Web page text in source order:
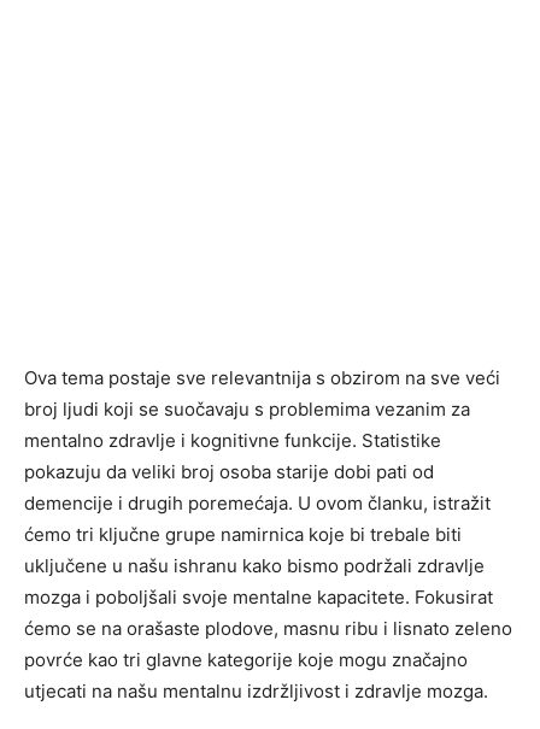
Ova tema postaje sve relevantnija s obzirom na sve veći
broj ljudi koji se suočavaju s problemima vezanim za
mentalno zdravlje i kognitivne funkcije. Statistike
pokazuju da veliki broj osoba starije dobi pati od
demencije i drugih poremećaja. U ovom članku, istražit
ćemo tri ključne grupe namirnica koje bi trebale biti
uključene u našu ishranu kako bismo podržali zdravlje
mozga i poboljšali svoje mentalne kapacitete. Fokusirat
ćemo se na orašaste plodove, masnu ribu i lisnato zeleno
povrće kao tri glavne kategorije koje mogu značajno
utjecati na našu mentalnu izdržljivost i zdravlje mozga.